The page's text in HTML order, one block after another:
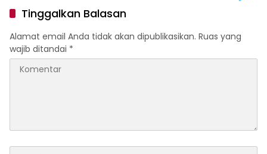
Tinggalkan Balasan
Alamat email Anda tidak akan dipublikasikan. Ruas yang
wajib ditandai *